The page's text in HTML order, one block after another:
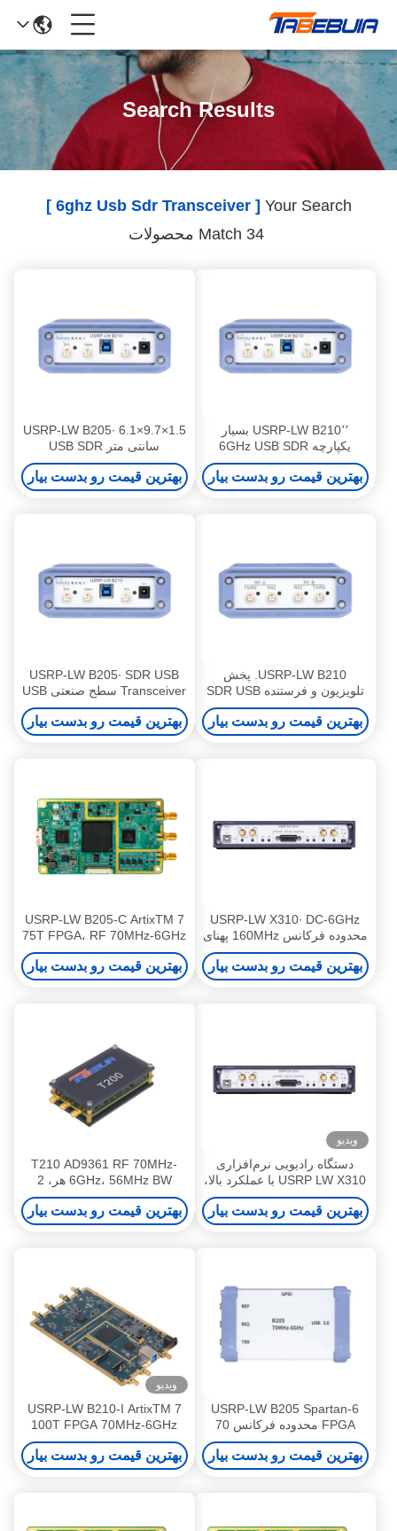
Search Results
Your Search
[ 6ghz Usb Sdr Transceiver ]
USRP-LW B210٬٬ بسیار
یکپارچه 6GHz USB SDR
Transceiver ETTUS USRP
B210 سرعت بالا
بهترین قیمت رو بدست بیار
USRP-LW B205∙ 6.1×9.7×1.5
سانتی متر USB SDR
Transceiver اندازه کوچک Ettus
B205mini 12 بیت
بهترین قیمت رو بدست بیار
USRP-LW B210. پخش
تلویزیون و فرستنده SDR USB
USRP 2901 B210 SDR USB
3.0
بهترین قیمت رو بدست بیار
USRP-LW B205∙ SDR USB
Transceiver سطح صنعتی USB
Radio Transceiver B205mini
بهترین قیمت رو بدست بیار
USRP-LW X310∙ DC-6GHz
محدوده فرکانس 160MHz پهنای
باند 2T2R Xilinx Kintex-7
410T FPGA USRP SDR
بهترین قیمت رو بدست بیار
USRP-LW B205-C ArtixTM 7
75T FPGA، RF 70MHz-6GHz
محدوده فرکانس 56MHz پهنای
باند 1T1R USRP SDR
بهترین قیمت رو بدست بیار
ویدیو
دستگاه رادیویی نرم‌افزاری
USRP LW X310 با عملکرد بالا،
سازگار با Ettus USRP X310،
سری USRP X، 2T2R RF DC-
6GHz، پهنای باند 160 مگاهرتز
بهترین قیمت رو بدست بیار
T210 AD9361 RF 70MHz-
6GHz، 56MHz BW هر، 2
کانال، USB 3.0، ماژول رادیویی
تعریف شده توسط نرم افزار
USRP
بهترین قیمت رو بدست بیار
USRP-LW B205 Spartan-6
FPGA محدوده فرکانس 70
MHz-6 GHz، پهنای باند 56
MHz
بهترین قیمت رو بدست بیار
ویدیو
USRP-LW B210-I ArtixTM 7
100T FPGA 70MHz-6GHz
محدوده فرکانس 56MHz پهنای
باند 2T2R USRP SDR
بهترین قیمت رو بدست بیار